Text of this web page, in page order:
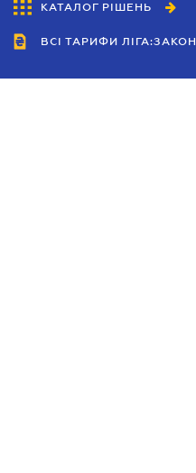
КАТАЛОГ РІШЕНЬ
ВСІ ТАРИФИ ЛІГА:ЗАКОН